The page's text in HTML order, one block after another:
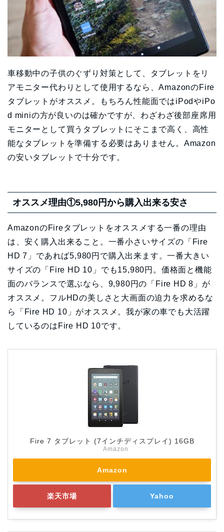
車移動中の子供のぐずり対策として、タブレットをリ
アモニター代わりとして使用するなら、AmazonのFire
タブレットがオススメ。もちろん性能面ではiPodやiPo
d miniの方が良いのは確かですが、わざわざ後部座席用
モニターとして買うタブレットにそこまで高く、高性
能なタブレットを準備する必要はありません。Amazon
の安いタブレットで十分です。
オススメ理由①5,980円から購入出来る安さ
AmazonのFireタブレットをオススメする一番の理由
は、安く購入出来ること。一番小さいサイズの「Fire
HD 7」であれば5,980円で購入出来ます。一番大きい
サイズの「Fire HD 10」でも15,980円。価格面と機能
面のバランスで選ぶなら、9,980円の「Fire HD 8」が
オススメ。フルHDの美しさと大画面の迫力を求めるな
ら「Fire HD 10」がオススメ。我が家の車でも大活躍
しているのはFire HD 10です。
Fire 7 タブレット (7インチディスプレイ) 16GB
Amazon
Amazon
楽天市場 Yahoo